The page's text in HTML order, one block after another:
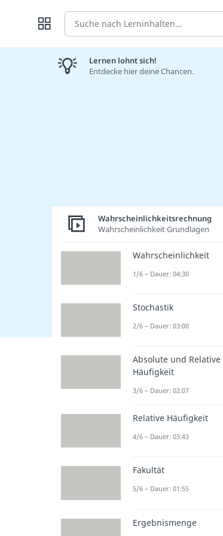
Suche
Lernen lohnt sich!
Entdecke hier deine Chancen.
Wahrscheinlichkeitsrechnung
Wahrscheinlichkeit Grundlagen
Wahrscheinlichkeit
1/6 – Dauer: 04:30
Stochastik
2/6 – Dauer: 03:00
Absolute und Relative
Häufigkeit
3/6 – Dauer: 02:07
Relative Häufigkeit
4/6 – Dauer: 03:43
Fakultät
5/6 – Dauer: 01:55
Ergebnismenge